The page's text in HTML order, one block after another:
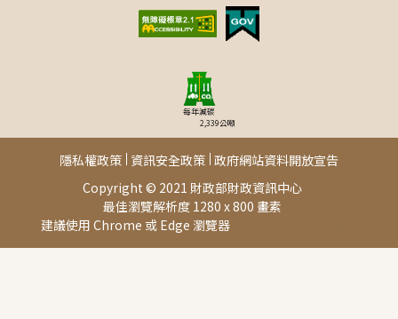
每年減碳
2,339公噸
Copyright © 2021 財政部財政資訊中心
最佳瀏覽解析度 1280 x 800 畫素
建議使用 Chrome 或 Edge 瀏覽器此頁面由[AP03]提供
隱私權政策 資訊安全政策 政府網站資料開放宣告